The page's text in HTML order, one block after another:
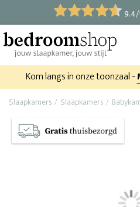
9.4/
Kom langs in onze toonzaal -
Slaapkamers Slaapkamers